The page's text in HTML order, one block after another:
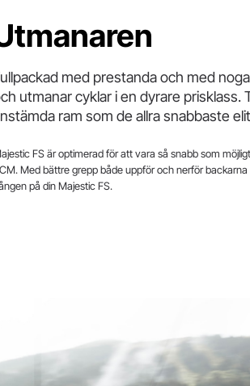
med prestanda och med
utmanar cyklar i en dyrare
ram som de allra snabbaste
FS är optimerad för att vara så snabb som
Med bättre grepp både uppför och nerför
på din Majestic FS.